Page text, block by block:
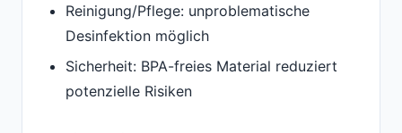
Reinigung/Pflege: unproblematische
Desinfektion möglich
Sicherheit: BPA-freies Material reduziert
potenzielle Risiken